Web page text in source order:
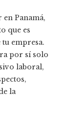
Panamá,
que es
empresa.
por sí solo
laboral,
la